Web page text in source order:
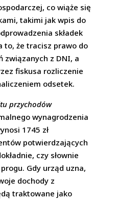
co wiąże się
takimi jak wpis do
składek
to, że tracisz prawo do
związanych z DNI, a
fiskusa rozliczenie
odsetek.
przychodów
wynagrodzenia
1745 zł
potwierdzających
czy słownie
Gdy urząd uzna,
dochody z
traktowane jako